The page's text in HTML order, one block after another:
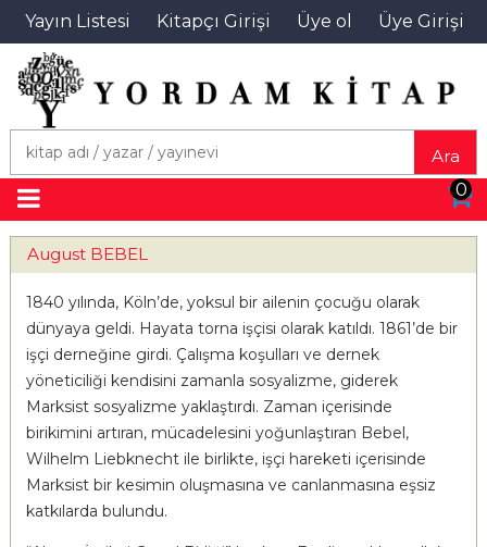
Yayın Listesi Kitapçı Girişi Üye ol Üye Girişi
Ara
0
August BEBEL
1840 yılında, Köln’de, yoksul bir ailenin çocuğu olarak
dünyaya geldi. Hayata torna işçisi olarak katıldı. 1861’de bir
işçi derneğine girdi. Çalışma koşulları ve dernek
yöneticiliği kendisini zamanla sosyalizme, giderek
Marksist sosyalizme yaklaştırdı. Zaman içerisinde
birikimini artıran, mücadelesini yoğunlaştıran Bebel,
Wilhelm Liebknecht ile birlikte, işçi hareketi içerisinde
Marksist bir kesimin oluşmasına ve canlanmasına eşsiz
katkılarda bulundu.